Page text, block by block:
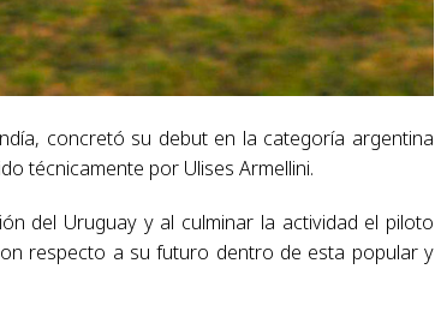
concretó su debut en la categoría argentina
técnicamente por Ulises Armellini.
del Uruguay y al culminar la actividad el piloto
respecto a su futuro dentro de esta popular y